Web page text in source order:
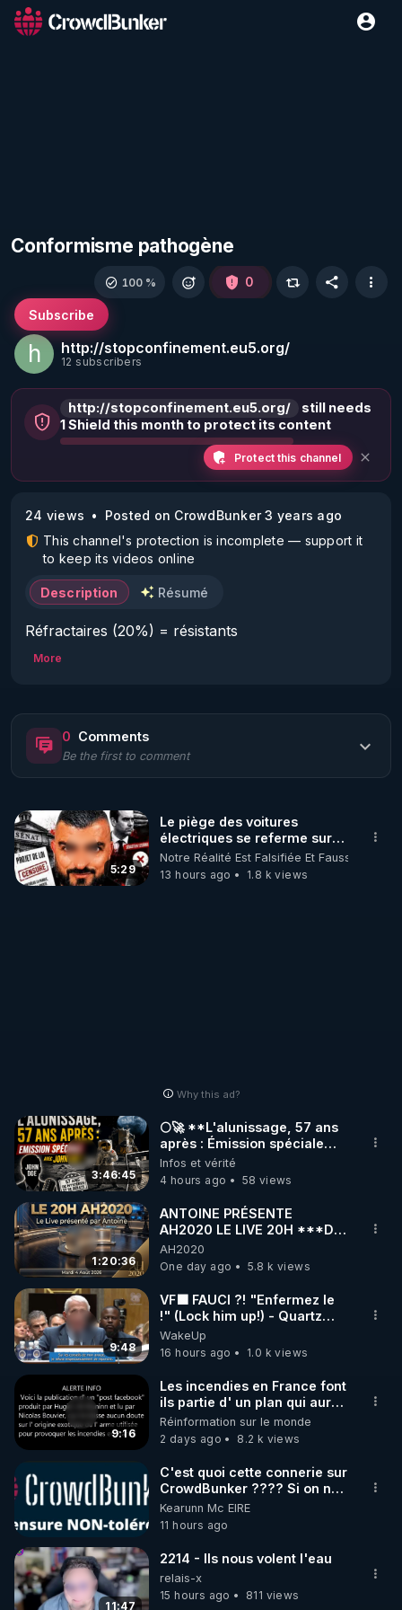
Conformisme pathogène
h http://stopconfinement.eu5.org/
12 subscribers
Subscribe
100 % 0
http://stopconfinement.eu5.org/
still needs
1 Shield this month to protect its content
Protect this channel
24 views
Posted on CrowdBunker 3 years ago
This channel's protection is incomplete — support it
to keep its videos online
Description Résumé
Réfractaires (20%) = résistants
Cheptel (80%) = soumis à tout
Conformisme = stratégie pour vivre avec la peur
Par la peur, l'oligarchie utilise le cheptel pour créer
une pression conformiste sur les réfractaires
More
0 Comments
Be the first to comment
5:29
Le piège des voitures
électriques se referme sur
les usagers !
Notre Réalité Est Falsifiée Et Fausse
13 hours ago
1.8 k views
Why this ad?
3:46:45
🌕🚀 **L'alunissage, 57 ans
après : Émission spéciale
avec John Doe !** 👨 🚀✨
Infos et vérité
4 hours ago
58 views
1:20:36
ANTOINE PRÉSENTE
AH2020 LE LIVE 20H ***DU
04/08/2026*** 📷LE
GRAND RÉVEIL EST EN
MARCHE 📷
AH2020
One day ago
5.8 k views
9:48
VF🟩 FAUCI ?! "Enfermez le
!" (Lock him up!) - Quartz
Traduction
WakeUp
16 hours ago
1.0 k views
9:16
Les incendies en France font
ils partie d' un plan qui aurait
débuté le 11 septembre 2001
?
Réinformation sur le monde
2 days ago
8.2 k views
C'est quoi cette connerie sur
CrowdBunker ???? Si on ne
peut plus publier, c'est un
peu de la censure. Ne payez
pas les boucliers pour voir
mes vidéos, c'est une
chaine et mon travail sont
gratuits. Je préfère la voir
Kearunn Mc EIRE
11 hours ago
11:47
2214 - Ils nous volent l'eau
relais-x
15 hours ago
811 views